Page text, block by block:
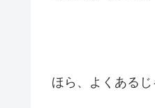
ほら、よくあるじ